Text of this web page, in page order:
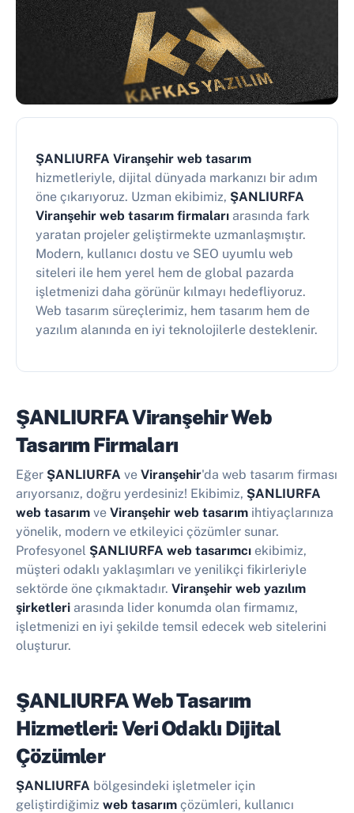
ŞANLIURFA Viranşehir web tasarım
hizmetleriyle, dijital dünyada markanızı bir adım
öne çıkarıyoruz. Uzman ekibimiz, ŞANLIURFA
Viranşehir web tasarım firmaları arasında fark
yaratan projeler geliştirmekte uzmanlaşmıştır.
Modern, kullanıcı dostu ve SEO uyumlu web
siteleri ile hem yerel hem de global pazarda
işletmenizi daha görünür kılmayı hedefliyoruz.
Web tasarım süreçlerimiz, hem tasarım hem de
yazılım alanında en iyi teknolojilerle desteklenir.
ŞANLIURFA Viranşehir Web
Tasarım Firmaları
Eğer ŞANLIURFA ve Viranşehir'da web tasarım firması
arıyorsanız, doğru yerdesiniz! Ekibimiz, ŞANLIURFA
web tasarım ve Viranşehir web tasarım ihtiyaçlarınıza
yönelik, modern ve etkileyici çözümler sunar.
Profesyonel ŞANLIURFA web tasarımcı ekibimiz,
müşteri odaklı yaklaşımları ve yenilikçi fikirleriyle
sektörde öne çıkmaktadır. Viranşehir web yazılım
şirketleri arasında lider konumda olan firmamız,
işletmenizi en iyi şekilde temsil edecek web sitelerini
oluşturur.
ŞANLIURFA Web Tasarım
Hizmetleri: Veri Odaklı Dijital
Çözümler
ŞANLIURFA bölgesindeki işletmeler için
geliştirdiğimiz web tasarım çözümleri, kullanıcı